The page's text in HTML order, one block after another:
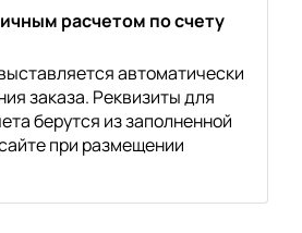
расчетом по счету
автоматически
заказа. Реквизиты для
берутся из заполненной
при размещении